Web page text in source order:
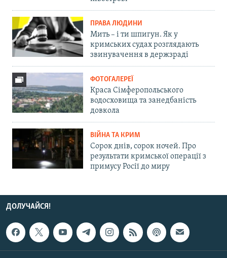
ПРАВА ЛЮДИНИ
Мить – і ти шпигун. Як у
кримських судах розглядають
звинувачення в держзраді
ФОТОГАЛЕРЕЇ
Краса Сімферопольського
водосховища та занедбаність
довкола
ВІЙНА ТА КРИМ
Сорок днів, сорок ночей. Про
результати кримської операції з
примусу Росії до миру
ДОЛУЧАЙСЯ!